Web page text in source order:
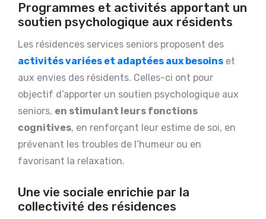
Programmes et activités apportant un
soutien psychologique aux résidents
Les résidences services seniors proposent des
activités variées et adaptées aux besoins et
aux envies des résidents. Celles-ci ont pour
objectif d’apporter un soutien psychologique aux
seniors, en stimulant leurs fonctions
cognitives, en renforçant leur estime de soi, en
prévenant les troubles de l’humeur ou en
favorisant la relaxation.
Une vie sociale enrichie par la
collectivité des résidences